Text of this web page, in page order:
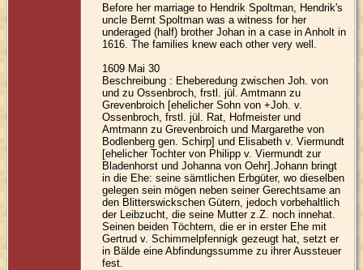
Before her marriage to Hendrik Spoltman, Hendrik's
uncle Bernt Spoltman was a witness for her
underaged (half) brother Johan in a case in Anholt in
1616. The families knew each other very well.
1609 Mai 30
Beschreibung : Eheberedung zwischen Joh. von
und zu Ossenbroch, frstl. jül. Amtmann zu
Grevenbroich [ehelicher Sohn von +Joh. v.
Ossenbroch, frstl. jül. Rat, Hofmeister und
Amtmann zu Grevenbroich und Margarethe von
Bodlenberg gen. Schirp] und Elisabeth v. Viermundt
[ehelicher Tochter von Philipp v. Viermundt zur
Bladenhorst und Johanna von Oehr].Johann bringt
in die Ehe: seine sämtlichen Erbgüter, wo dieselben
gelegen sein mögen neben seiner Gerechtsame an
den Blitterswickschen Gütern, jedoch vorbehaltlich
der Leibzucht, die seine Mutter z.Z. noch innehat.
Seinen beiden Töchtern, die er in erster Ehe mit
Gertrud v. Schimmelpfennigk gezeugt hat, setzt er
in Bälde eine Abfindungssumme zu ihrer Aussteuer
fest.